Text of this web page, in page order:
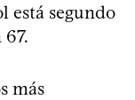
está segundo
más